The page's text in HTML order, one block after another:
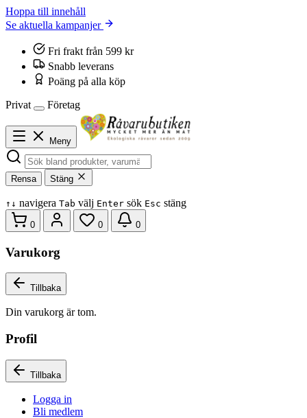
Hoppa till innehåll
Se aktuella kampanjer
Fri frakt från 599 kr
Snabb leverans
Poäng på alla köp
Privat
Företag
Meny
Rensa Stäng
↑ ↓ navigera Tab välj Enter sök Esc stäng
0 0 0
Varukorg
Tillbaka
Din varukorg är tom.
Profil
Tillbaka
Logga in
Bli medlem